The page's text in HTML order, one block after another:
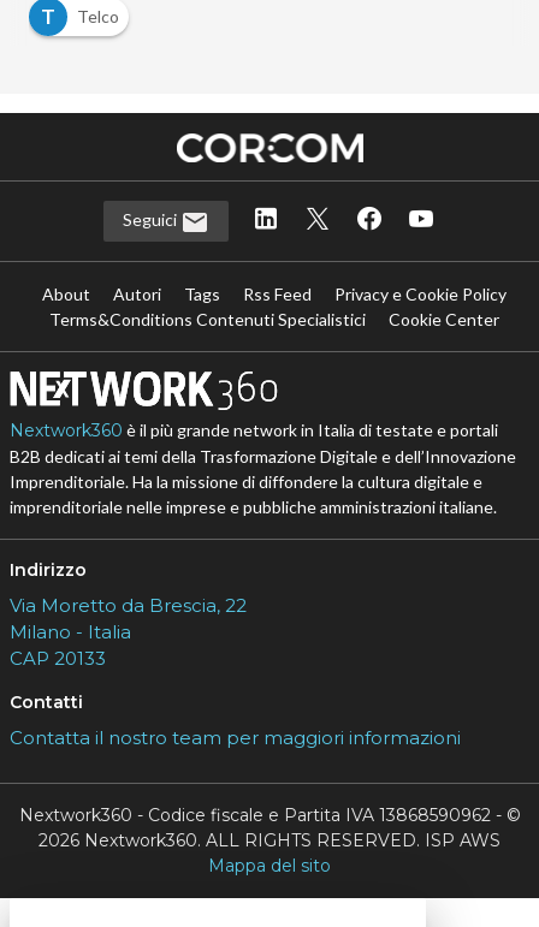
T
Telco
Seguici
About Autori Tags Rss Feed
Privacy e Cookie Policy
Terms&Conditions Contenuti Specialistici
Cookie Center
Nextwork360 è il più grande network in Italia di testate e portali
B2B dedicati ai temi della Trasformazione Digitale e dell’Innovazione
Imprenditoriale. Ha la missione di diffondere la cultura digitale e
imprenditoriale nelle imprese e pubbliche amministrazioni italiane.
Indirizzo
Via Moretto da Brescia, 22
Milano - Italia
CAP 20133
Contatti
Contatta il nostro team per maggiori informazioni
Nextwork360 - Codice fiscale e Partita IVA 13868590962 - ©
2026 Nextwork360. ALL RIGHTS RESERVED. ISP AWS
Mappa del sito